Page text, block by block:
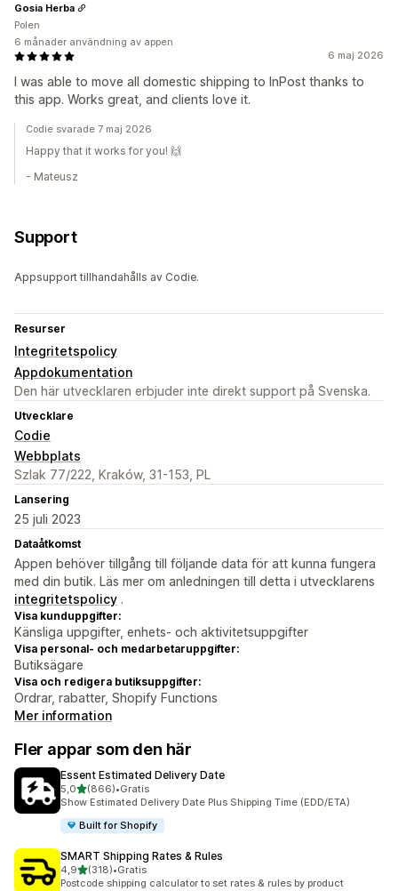
6 maj 2026
I was able to move all domestic shipping to InPost thanks to
this app. Works great, and clients love it.
Gosia Herba
Polen
6 månader användning av appen
Codie svarade 7 maj 2026
Happy that it works for you! 🙌
- Mateusz
Support
Appsupport tillhandahålls av Codie.
Resurser
Integritetspolicy
Appdokumentation
Den här utvecklaren erbjuder inte direkt support på Svenska.
Utvecklare
Codie
Webbplats
Szlak 77/222, Kraków, 31-153, PL
Lansering
25 juli 2023
Dataåtkomst
Appen behöver tillgång till följande data för att kunna fungera
med din butik. Läs mer om anledningen till detta i utvecklarens
integritetspolicy .
Visa kunduppgifter:
Känsliga uppgifter, enhets- och aktivitetsuppgifter
Visa personal- och medarbetaruppgifter:
Butiksägare
Visa och redigera butiksuppgifter:
Ordrar, rabatter, Shopify Functions
Mer information
Fler appar som den här
Essent Estimated Delivery Date
5,0av 5 stjärnor
(866)
866 recensioner totalt
•Gratis
Show Estimated Delivery Date Plus Shipping Time (EDD/ETA)
Built for Shopify
SMART Shipping Rates & Rules
4,9av 5 stjärnor
(318)
318 recensioner totalt
•Gratis
Postcode shipping calculator to set rates & rules by product